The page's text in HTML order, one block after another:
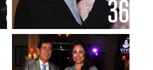
Foto: Francisco Muñiz